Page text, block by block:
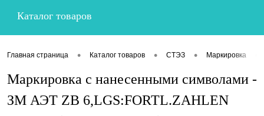
Каталог товаров
Главная страница • Каталог товаров • СТЭЗ • Маркировка
Маркировка с нанесенными символами -
ЗМ АЭТ ZB 6,LGS:FORTL.ZAHLEN